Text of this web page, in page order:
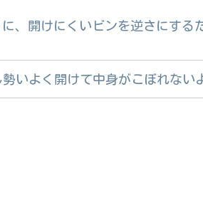
、開けにくいビンを逆さにする
勢いよく開けて中身がこぼれない